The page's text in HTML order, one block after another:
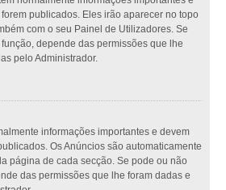
publicados. Eles irão aparecer no topo
com o seu Painel de Utilizadores. Se
depende das permissões que lhe
pelo Administrador.
informações importantes e devem
Os Anúncios são automaticamente
página de cada secção. Se pode ou não
das permissões que lhe foram dadas e